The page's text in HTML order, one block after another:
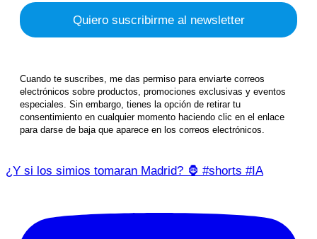
Cuando te suscribes, me das permiso para enviarte correos
electrónicos sobre productos, promociones exclusivas y eventos
especiales. Sin embargo, tienes la opción de retirar tu
consentimiento en cualquier momento haciendo clic en el enlace
para darse de baja que aparece en los correos electrónicos.
¿Y si los simios tomaran Madrid? 🦍 #shorts #IA